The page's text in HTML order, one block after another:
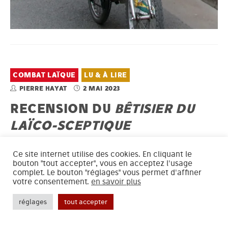
COMBAT LAÏQUE LU & À LIRE
PIERRE HAYAT 2 MAI 2023
RECENSION DU BÊTISIER DU
LAÏCO-SCEPTIQUE
VIRGINIE TOURNAY, JEAN-PIERRE SAKOUN. DESSINS
DE XAVIER GORCE, MINERVE, 2021.
Dans un contexte de crise démocratique et sociale d’une
ampleur inégalée depuis 1968, on se demande ce qu’il en est
de l’universalité laïque dans notre République
Ce site internet utilise des cookies. En cliquant le
bouton "tout accepter", vous en acceptez l'usage
complet. Le bouton "réglages" vous permet d'affiner
votre consentement. en savoir plus
réglages tout accepter